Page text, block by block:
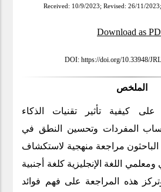
Received: 10/9/2023; Revised: 26/11/
Download as
DOI: https://doi.org/10.33948/
الملخص
كيفية تأثير تقنيات الذكاء
المفردات وتحسين النطق في
الباحثون مراجعة منهجية لاستكشاف
اللغة الإنجليزية كلغة أجنبية
هذه المراجعة على فهم فوائد